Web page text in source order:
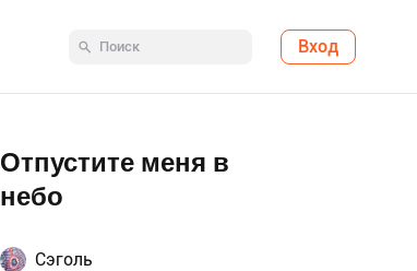
Вход
Отпустите меня в
небо
Сэголь